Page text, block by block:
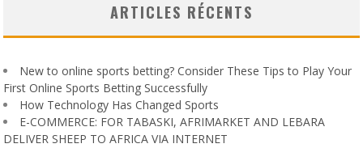
ARTICLES RÉCENTS
New to online sports betting? Consider These Tips to Play Your
First Online Sports Betting Successfully
How Technology Has Changed Sports
E-COMMERCE: FOR TABASKI, AFRIMARKET AND LEBARA
DELIVER SHEEP TO AFRICA VIA INTERNET